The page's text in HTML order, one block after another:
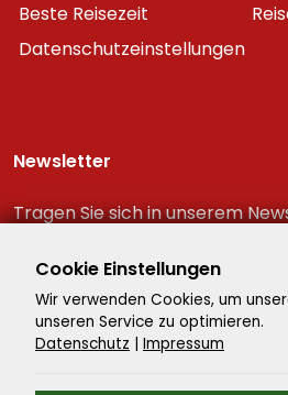
Beste Reisezeit
Datenschutzeinstellungen
Newsletter
Tragen Sie sich in unserem
Reiseschnäppchen!
Cookie Einstellungen
Wir verwenden Cookies, um
unseren Service zu optimieren.
Datenschutz | Impressum